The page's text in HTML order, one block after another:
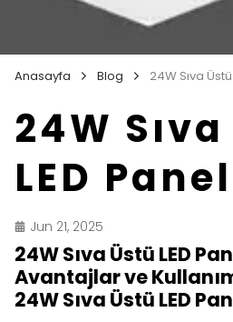
Anasayfa Blog 24W Sıva
24W
LED Panel
Jun 21, 2025
24W Sıva Üstü LED
Avantajlar ve
24W Sıva Üstü LED